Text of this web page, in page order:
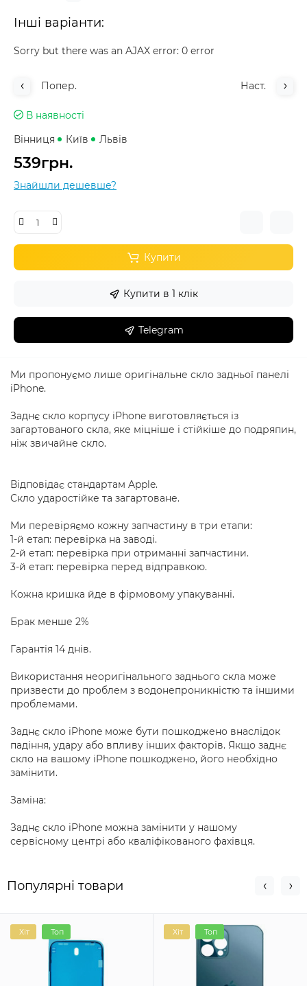
Інші варіанти:
Sorry but there was an AJAX error: 0 error
Попер. Наст.
В наявності
Вінниця
Київ Львів
539грн.
Знайшли дешевше?
Купити
Купити в 1 клік
Telegram
Ми пропонуємо лише оригінальне скло задньої панелі
iPhone.
Заднє скло корпусу iPhone виготовляється із
загартованого скла, яке міцніше і стійкіше до подряпин,
ніж звичайне скло.
Відповідає стандартам Apple.
Скло ударостійке та загартоване.
Ми перевіряємо кожну запчастину в три етапи:
1-й етап: перевірка на заводі.
2-й етап: перевірка при отриманні запчастини.
3-й етап: перевірка перед відправкою.
Кожна кришка йде в фірмовому упакуванні.
Брак менше 2%
Гарантія 14 днів.
Використання неоригінального заднього скла може
призвести до проблем з водонепроникністю та іншими
проблемами.
Заднє скло iPhone може бути пошкоджено внаслідок
падіння, удару або впливу інших факторів. Якщо заднє
скло на вашому iPhone пошкоджено, його необхідно
замінити.
Заміна:
Заднє скло iPhone можна замінити у нашому
сервісному центрі або кваліфікованого фахівця.
Популярні товари
Хіт Топ Хіт Топ